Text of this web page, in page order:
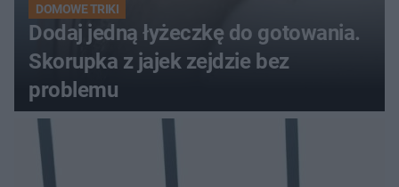
DOMOWE TRIKI
Dodaj jedną łyżeczkę do gotowania.
Skorupka z jajek zejdzie bez
problemu